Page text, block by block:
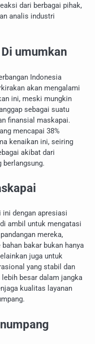
dari berbagai pihak,
analis industri
umumkan
Indonesia
akan mengalami
ini, meski mungkin
sebagai suatu
finansial maskapai.
mencapai 38%
kenaikan ini, seiring
akibat dari
berlangsung.
dengan apresiasi
ambil untuk mengatasi
mereka,
bakar bukan hanya
juga untuk
yang stabil dan
besar dalam jangka
kualitas layanan